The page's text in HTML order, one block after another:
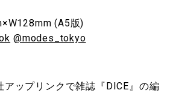
(A5版)
@modes_tokyo
アップリンクで雑誌『DICE』の編